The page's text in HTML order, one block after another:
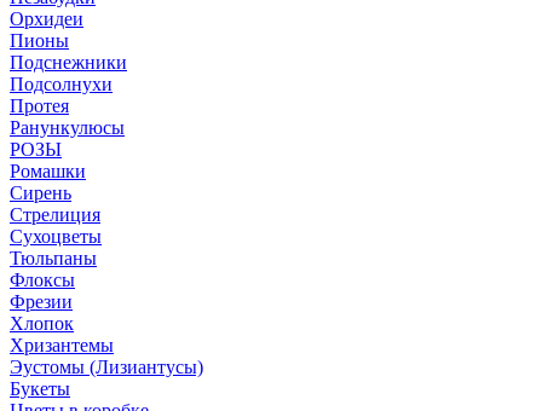
Орхидеи
Пионы
Подснежники
Подсолнухи
Протея
Ранункулюсы
РОЗЫ
Ромашки
Сирень
Стрелиция
Сухоцветы
Тюльпаны
Флоксы
Фрезии
Хлопок
Хризантемы
Эустомы (Лизиантусы)
Букеты